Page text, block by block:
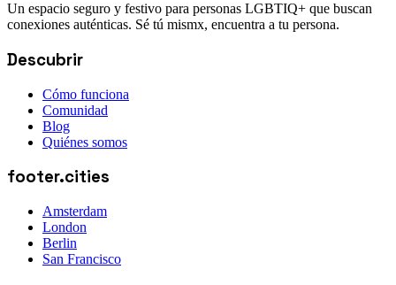
Un espacio seguro y festivo para personas LGBTIQ+ que buscan
conexiones auténticas. Sé tú mismx, encuentra a tu persona.
Descubrir
Cómo funciona
Comunidad
Blog
Quiénes somos
footer.cities
Amsterdam
London
Berlin
San Francisco